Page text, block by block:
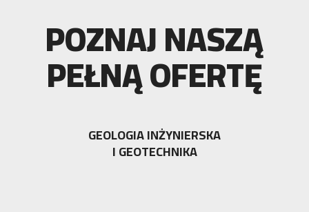
POZNAJ NASZĄ
PEŁNĄ OFERTĘ
GEOLOGIA INŻYNIERSKA
I GEOTECHNIKA